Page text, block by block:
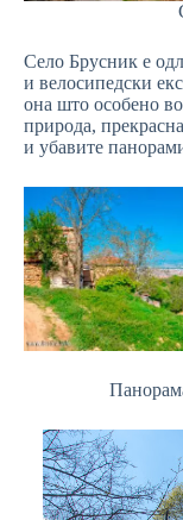
Село Брусник е
и велосипедски
она што особено
природа,
и убавите